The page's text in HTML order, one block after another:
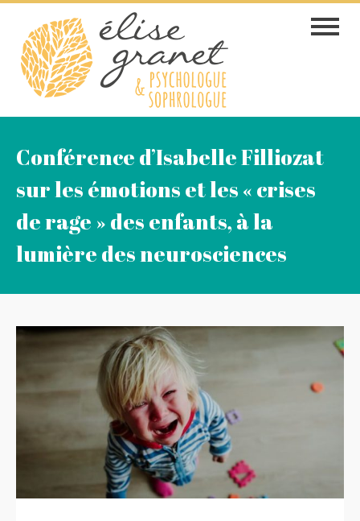
content
Toggle
Conférence d’Isabelle Filliozat
sur les émotions et les « crises
de rage » des enfants, à la
lumière des neurosciences